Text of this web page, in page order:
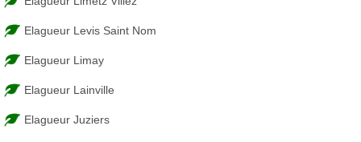
Elagueur Levis Saint Nom
Elagueur Limay
Elagueur Lainville
Elagueur Juziers